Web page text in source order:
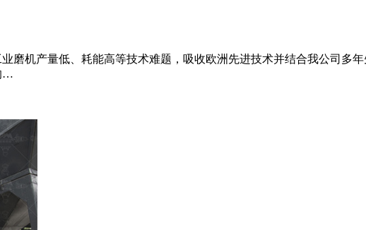
磨机产量低、耗能高等技术难题，吸收欧洲先进技术并结合我公司多
…